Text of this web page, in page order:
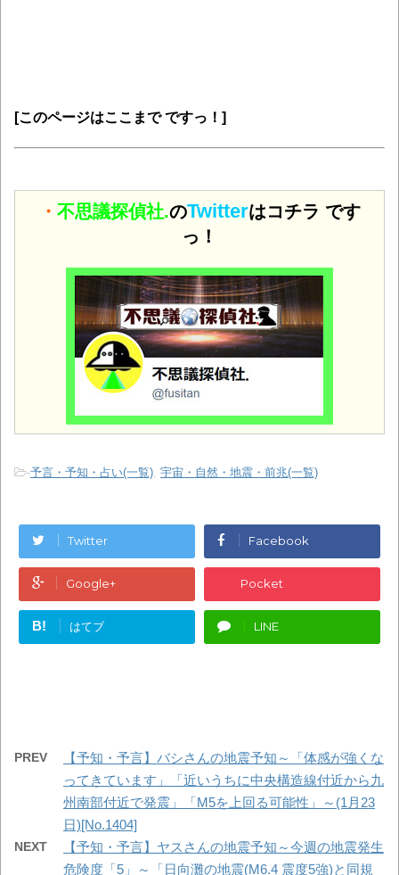
[このページはここまで ですっ！]
・ 不思議探偵社.のTwitterはコチラ です
っ！
-予言・予知・占い(一覧) 宇宙・自然・地震・前兆(一覧)
Twitter Facebook
Google+ Pocket
B! はてブ LINE
PREV
【予知・予言】バシさんの地震予知～「体感が強くな
ってきています」「近いうちに中央構造線付近から九
州南部付近で発震」「M5を上回る可能性」～(1月23
日)[No.1404]
NEXT
【予知・予言】ヤスさんの地震予知～今週の地震発生
危険度「5」～「日向灘の地震(M6.4 震度5強)と同規